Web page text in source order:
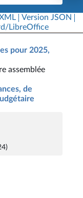
Version JSON
LibreOffice
pour 2025,
assemblée
de